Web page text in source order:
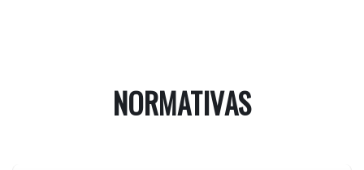
NORMATIVAS